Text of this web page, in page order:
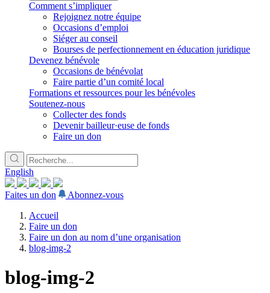
Comment s’impliquer
Rejoignez notre équipe
Occasions d’emploi
Siéger au conseil
Bourses de perfectionnement en éducation juridique
Devenez bénévole
Occasions de bénévolat
Faire partie d’un comité local
Formations et ressources pour les bénévoles
Soutenez-nous
Collecter des fonds
Devenir bailleur·euse de fonds
Faire un don
English
Faites un don
Abonnez-vous
Accueil
Faire un don
Faire un don au nom d’une organisation
blog-img-2
blog-img-2